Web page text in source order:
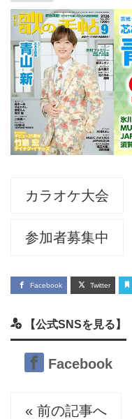
カラオケ大会
参加者募集中
Facebook Twitter
【公式SNSを見る】
Facebook
« 前の記事へ